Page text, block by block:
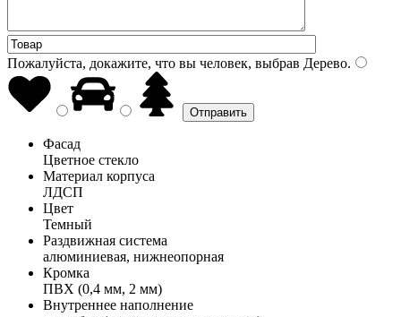
Пожалуйста, докажите, что вы человек, выбрав Дерево.
Фасад
Цветное стекло
Материал корпуса
ЛДСП
Цвет
Темный
Раздвижная система
алюминиевая, нижнеопорная
Кромка
ПВХ (0,4 мм, 2 мм)
Внутреннее наполнение